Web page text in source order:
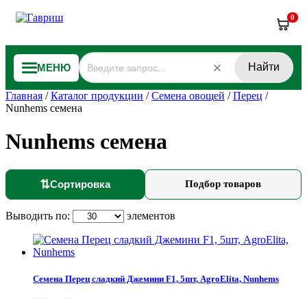
0
МЕНЮ Найти
Главная /Каталог продукции /Семена овощей /Перец /
Nunhems семена
Nunhems семена
⇅Сортировка Подбор товаров
Выводить по: элементов
Семена Перец сладкий Джемини F1, 5шт, AgroElita, Nunhems